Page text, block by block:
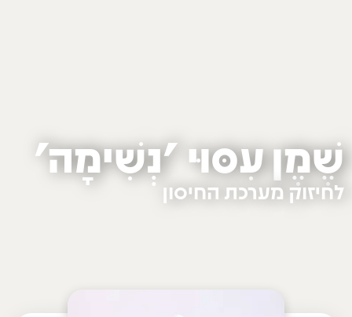
שֶׁמֶן עִסּוּי 'נְשִׁימָה'
לחיזוק מערכת החיסון